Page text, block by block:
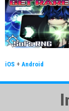
iOS + Android